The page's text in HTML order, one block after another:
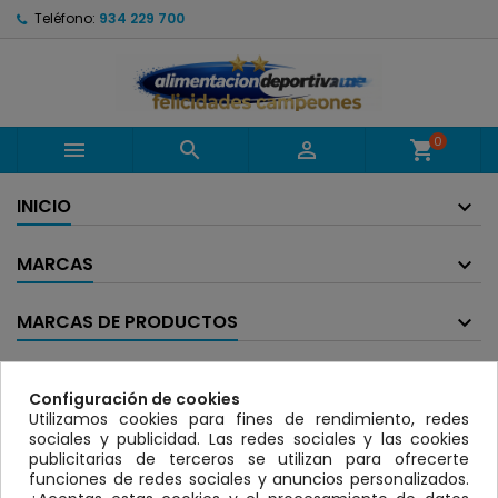
Teléfono: 934 229 700
   shopping_cart0
INICIO
MARCAS
MARCAS DE PRODUCTOS
LISTADO DE PRODUCTOS POR MARCAS
MAX STRONG
Configuración de cookies
Utilizamos cookies para fines de rendimiento, redes
sociales y publicidad. Las redes sociales y las cookies
publicitarias de terceros se utilizan para ofrecerte
funciones de redes sociales y anuncios personalizados.